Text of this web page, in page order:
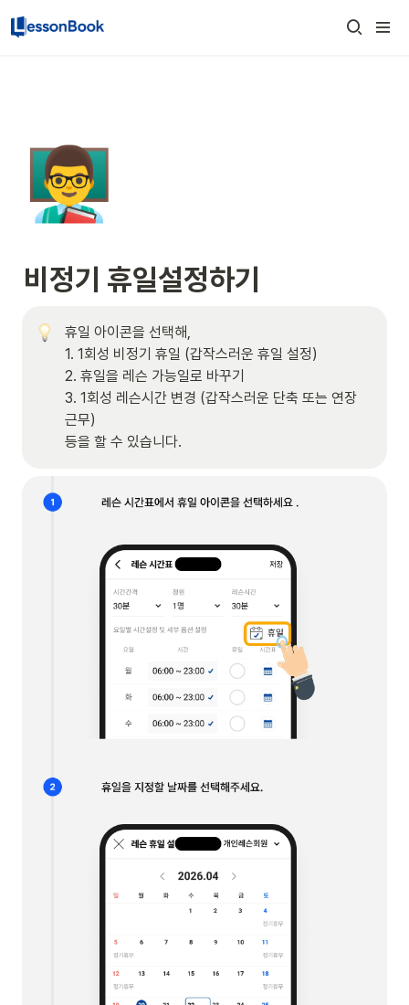
👨‍🏫
비정기 휴일설정하기
휴일 아이콘을 선택해,
1. 1회성 비정기 휴일 (갑작스러운 휴일 설정)
2. 휴일을 레슨 가능일로 바꾸기
3. 1회성 레슨시간 변경 (갑작스러운 단축 또는 연장
근무)
등을 할 수 있습니다.